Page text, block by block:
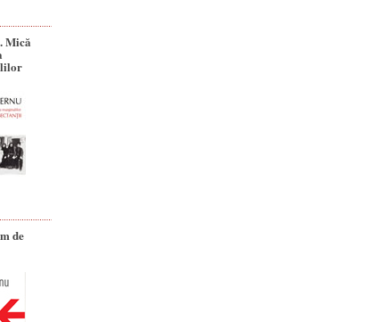
Mică
de